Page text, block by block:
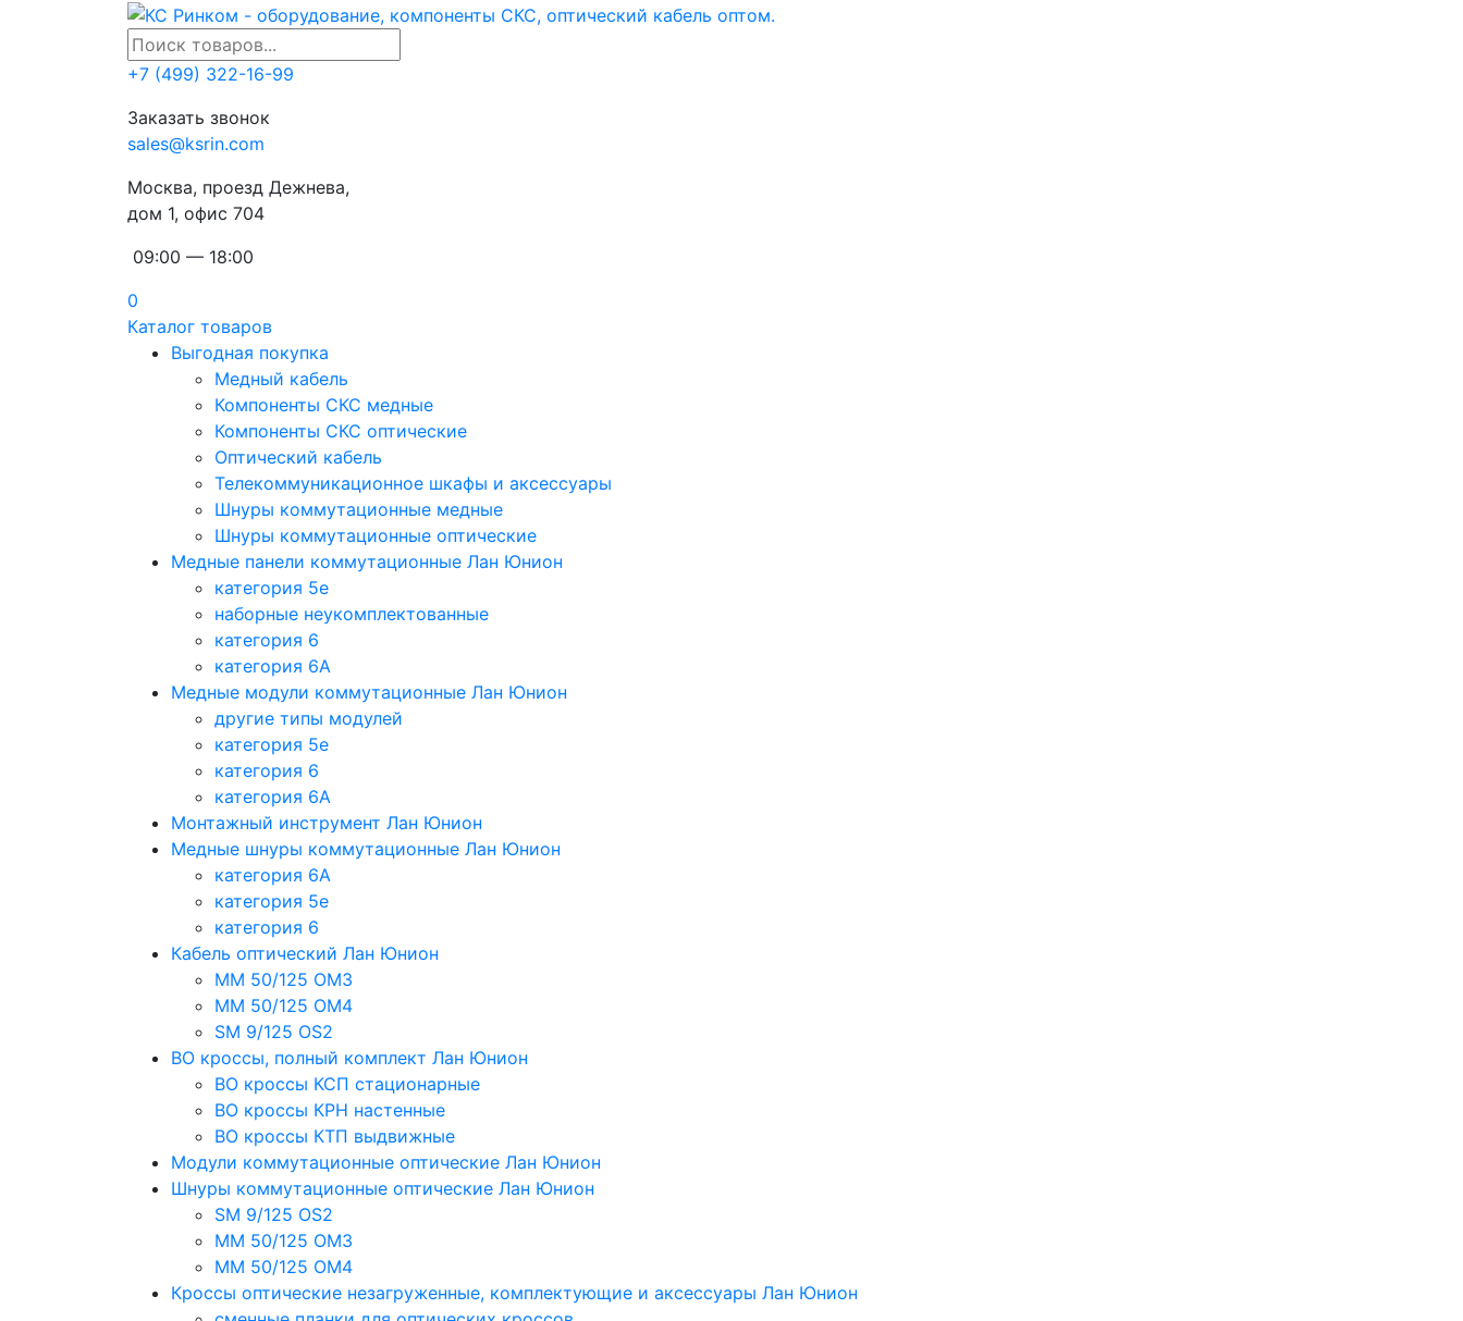
+7 (499) 322-16-99
Заказать звонок
sales@ksrin.com
Москва, проезд Дежнева,
дом 1, офис 704
09:00 — 18:00
0
Каталог товаров
Выгодная покупка
Медный кабель
Компоненты СКС медные
Компоненты СКС оптические
Оптический кабель
Телекоммуникационное шкафы и аксессуары
Шнуры коммутационные медные
Шнуры коммутационные оптические
Медные панели коммутационные Лан Юнион
категория 5e
наборные неукомплектованные
категория 6
категория 6A
Медные модули коммутационные Лан Юнион
другие типы модулей
категория 5е
категория 6
категория 6A
Монтажный инструмент Лан Юнион
Медные шнуры коммутационные Лан Юнион
категория 6A
категория 5e
категория 6
Кабель оптический Лан Юнион
MM 50/125 OM3
MM 50/125 OM4
SM 9/125 OS2
ВО кроссы, полный комплект Лан Юнион
ВО кроссы КСП стационарные
ВО кроссы КРН настенные
ВО кроссы КТП выдвижные
Модули коммутационные оптические Лан Юнион
Шнуры коммутационные оптические Лан Юнион
SM 9/125 OS2
MM 50/125 OM3
MM 50/125 OM4
Кроссы оптические незагруженные, комплектующие и аксессуары Лан Юнион